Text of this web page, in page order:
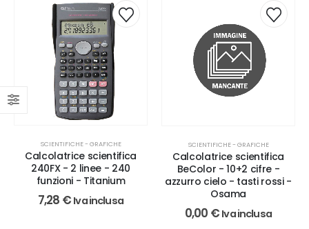
SCIENTIFICHE - GRAFICHE
Calcolatrice scientifica
240FX - 2 linee - 240
funzioni - Titanium
7,28 € Iva inclusa
SCIENTIFICHE - GRAFICHE
Calcolatrice scientifica
BeColor - 10+2 cifre -
azzurro cielo - tasti rossi -
Osama
0,00 € Iva inclusa